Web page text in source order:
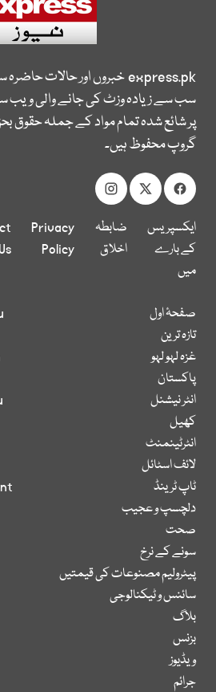
express.pkخبروں اور حالات
سب سے زیادہ وزٹ کی جانے والی
پر شائع شدہ تمام مواد کے جملہ حقوق
گروپ محفوظ ہیں۔
ایکسپریس
کے بارے
میں
ضابطہ
اخلاق
Privacy
Policy
Us
صفحۂ اول
تازہ ترین
غزہ لہو لہو
پاکستان
انٹر نیشنل
کھیل
انٹرٹینمنٹ
لائف اسٹائل
ٹاپ ٹرینڈ
دلچسپ و عجیب
صحت
سونے کے نرخ
پیٹرولیم مصنوعات کی قیمتیں
سائنس و ٹیکنالوجی
بلاگ
بزنس
ویڈیوز
جرائم